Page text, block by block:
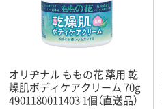
オリヂナル ももの花 薬用 乾
燥肌ボディケアクリーム 70g
4901180011403 1個（直送品）